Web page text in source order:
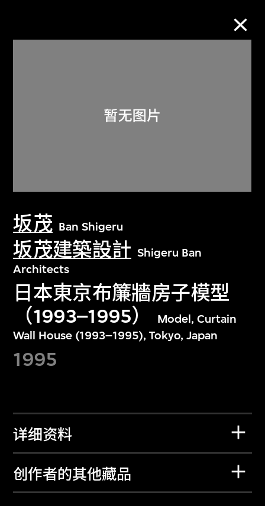
坂茂 Ban Shigeru
坂茂建築設計 Shigeru Ban
Architects
日本東京布簾牆房子模型
（1993–1995）
Model, Curtain
Wall House (1993–1995), Tokyo, Japan
1995
详细资料
创作者的其他藏品
关于M+藏品
探索世界顶级的二十及二十一世纪视觉
文化藏品。